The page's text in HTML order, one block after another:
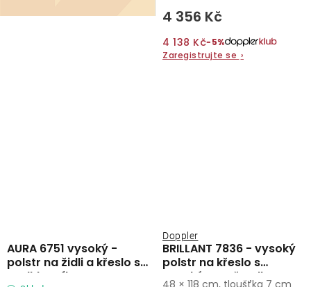
4 356 Kč
4 138 Kč−5%
Zaregistrujte se ›
AURA 6751 vysoký -
polstr na židli a křeslo s
podhlavníkem
BRILLANT 7836 - vysoký
polstr na křeslo s
vysokým opěradlem
Doppler
48 × 118 cm, tloušťka 7 cm